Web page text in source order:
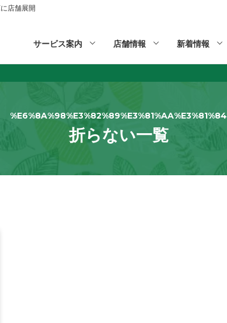
店舗展開
サービス案内 店舗情報 新着情報
%E6%8A%98%E3%82%89%E3%81%AA%E3%81%84
折らない一覧